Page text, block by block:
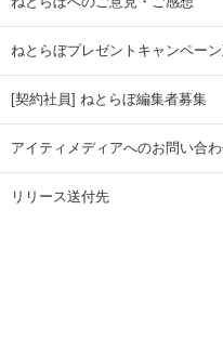
ねとらぼプレゼントキャンペー
[契約社員] ねとらぼ編集者募集
アイティメディアへのお問い合
リリース送付先